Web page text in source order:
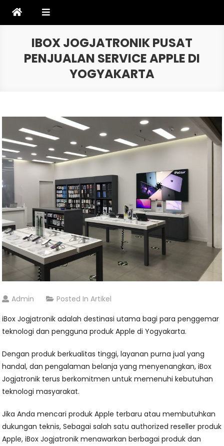
IBOX JOGJATRONIK PUSAT
PENJUALAN SERVICE APPLE DI
YOGYAKARTA
Admin Posted InArtikel
iBox Jogjatronik adalah destinasi utama bagi para penggemar
teknologi dan pengguna produk Apple di Yogyakarta.
Dengan produk berkualitas tinggi, layanan purna jual yang
handal, dan pengalaman belanja yang menyenangkan, iBox
Jogjatronik terus berkomitmen untuk memenuhi kebutuhan
teknologi masyarakat.
Jika Anda mencari produk Apple terbaru atau membutuhkan
dukungan teknis, Sebagai salah satu authorized reseller produk
Apple, iBox Jogjatronik menawarkan berbagai produk dan